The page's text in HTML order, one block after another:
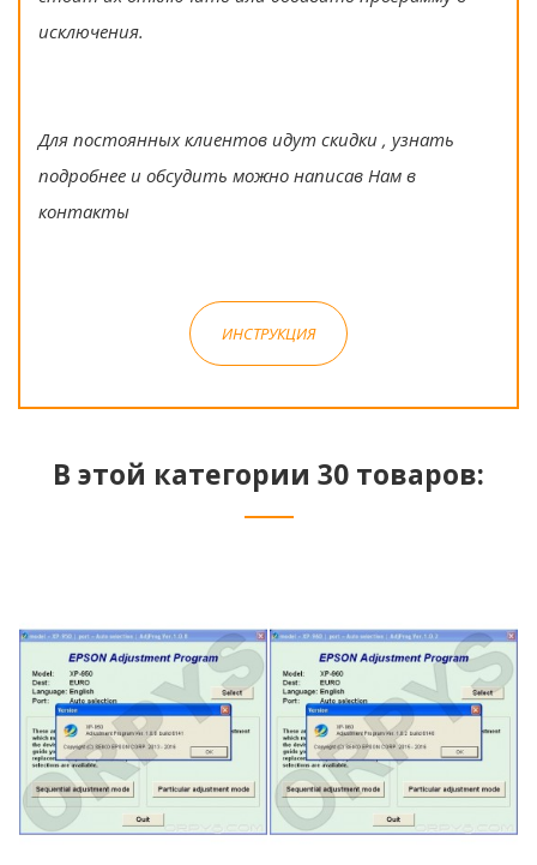
исключения.
Для постоянных клиентов идут скидки , узнать
подробнее и обсудить можно написав Нам в
контакты
ИНСТРУКЦИЯ
В этой категории 30 товаров: